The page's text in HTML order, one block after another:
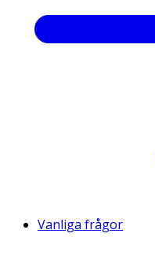
Vanliga frågor